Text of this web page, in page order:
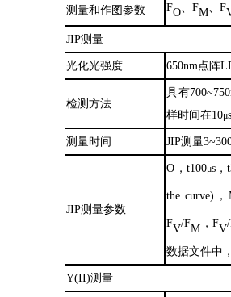
测量和作图参数 FO 、FM 、F
JIP测量
光化光强度 650nm点阵
检测方法
具有700~
样时间在10μ
测量时间 JIP测量3~
JIP测量参数
O ， t100μs，
the curve) ，
FV/FM ，FV
数据文件中
Y(II)测量